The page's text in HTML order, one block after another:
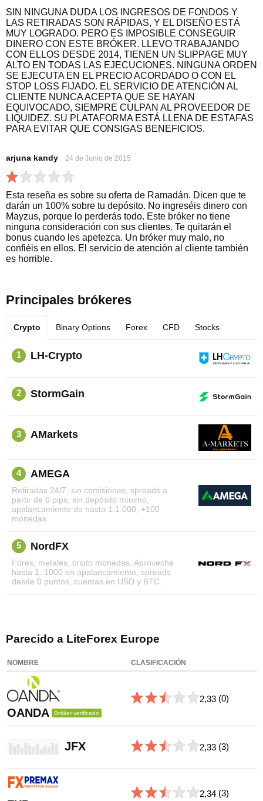
SIN NINGUNA DUDA LOS INGRESOS DE FONDOS Y
LAS RETIRADAS SON RÁPIDAS, Y EL DISEÑO ESTÁ
MUY LOGRADO. PERO ES IMPOSIBLE CONSEGUIR
DINERO CON ESTE BRÓKER. LLEVO TRABAJANDO
CON ELLOS DESDE 2014, TIENEN UN SLIPPAGE MUY
ALTO EN TODAS LAS EJECUCIONES. NINGUNA ORDEN
SE EJECUTA EN EL PRECIO ACORDADO O CON EL
STOP LOSS FIJADO. EL SERVICIO DE ATENCIÓN AL
CLIENTE NUNCA ACEPTA QUE SE HAYAN
EQUIVOCADO, SIEMPRE CULPAN AL PROVEEDOR DE
LIQUIDEZ. SU PLATAFORMA ESTÁ LLENA DE ESTAFAS
PARA EVITAR QUE CONSIGAS BENEFICIOS.
arjuna kandy 24 de Junio de 2015
Esta reseña es sobre su oferta de Ramadán. Dicen que te
darán un 100% sobre tu depósito. No ingreséis dinero con
Mayzus, porque lo perderás todo. Este bróker no tiene
ninguna consideración con sus clientes. Te quitarán el
bonus cuando les apetezca. Un bróker muy malo, no
confiéis en ellos. El servicio de atención al cliente también
es horrible.
Principales brókeres
Crypto Binary Options Forex CFD Stocks
1 LH-Crypto
2 StormGain
3 AMarkets
4 AMEGA
Retiradas 24/7, sin comisiones, spreads a
partir de 0 pips, sin depósito mínimo,
apalancamiento de hasta 1:1.000, +100
monedas
5 NordFX
Forex, metales, cripto monedas. Aproveche
hasta 1: 1000 en apalancamiento, spreads
desde 0 puntos, cuentas en USD y BTC.
Parecido a LiteForex Europe
NOMBRE CLASIFICACIÓN
OANDA Bróker verificado
2,33 (0)
JFX 2,33 (3)
2,34 (3)